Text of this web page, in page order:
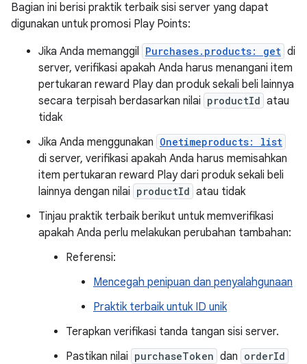
Bagian ini berisi praktik terbaik sisi server yang dapat
digunakan untuk promosi Play Points:
Jika Anda memanggil Purchases.products: get di
server, verifikasi apakah Anda harus menangani item
pertukaran reward Play dan produk sekali beli lainnya
secara terpisah berdasarkan nilai productId atau
tidak
Jika Anda menggunakan Onetimeproducts: list
di server, verifikasi apakah Anda harus memisahkan
item pertukaran reward Play dari produk sekali beli
lainnya dengan nilai productId atau tidak
Tinjau praktik terbaik berikut untuk memverifikasi
apakah Anda perlu melakukan perubahan tambahan:
Referensi:
Mencegah penipuan dan penyalahgunaan
Praktik terbaik untuk ID unik
Terapkan verifikasi tanda tangan sisi server.
Pastikan nilai purchaseToken dan orderId